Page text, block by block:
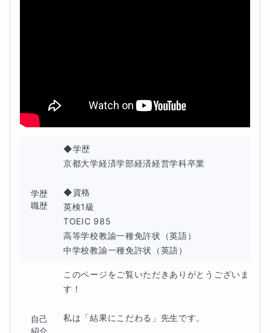
学歴
職歴
◆学歴
京都大学経済学部経済経営学科卒業
◆資格
英検1級
TOEIC 985
高等学校教諭一種免許状（英語）
中学校教諭一種免許状（英語）
自己
紹介
このページをご覧いただきありがとうございま
す！
私は「結果にこだわる」先生です。